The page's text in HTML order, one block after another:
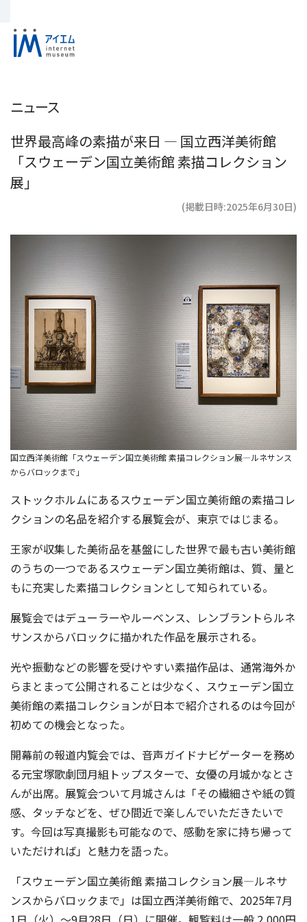
ニュース
世界最高峰の素描が来日 ― 国立西洋美術館
「スウェーデン国立美術館 素描コレクション
展」
(掲載日時:2025年6月30日)
国立西洋美術館「スウェーデン国立美術館 素描コレクション展―ルネサンス
からバロックまで」
ストックホルムにあるスウェーデン国立美術館の素描コレ
クションの名品を紹介する展覧会が、東京ではじまる。
王家が収集した美術品を基盤にした世界で最も古い美術館
のうちの一つであるスウェーデン国立美術館は、質、量と
もに充実した素描コレクションとして知られている。
展覧会ではデューラーやルーベンス、レンブラントらルネ
サンスからバロックに描かれた作品を展示される。
光や振動などの影響を受けやすい素描作品は、通常海外か
らまとまって公開されることは少なく、スウェーデン国立
美術館の素描コレクションが日本で紹介されるのは今回が
初めての機会となった。
開幕前の報道内覧会では、音声ガイドナビゲーターを務め
る元宝塚歌劇団月組トップスターで、女優の月城かなとさ
んが出席。展覧会ついて月城さんは「その繊細さや紙の質
感、タッチなどを、ぜひ間近で楽しんでいただきたいで
す。今回は写真撮影も可能なので、感動を家に持ち帰って
いただければ」と魅力を語った。
「スウェーデン国立美術館 素描コレクション展―ルネサ
ンスからバロックまで」は国立西洋美術館で、2025年7月